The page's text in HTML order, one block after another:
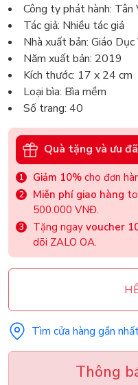
Công ty phát hành:
Tác giả: Nhiều tác giả
Nhà xuất bản: Giáo
Năm xuất bản: 2019
Kích thước: 17 x 24 cm
Loại bìa: Bìa mềm
Số trang: 40
Quà tặng và ưu
Giảm 10% cho đơn
Miễn phí giao hàng
500.000 VNĐ.
Tặng ngay voucher
dõi ZALO OA.
Tìm cửa hàng gần
Thông